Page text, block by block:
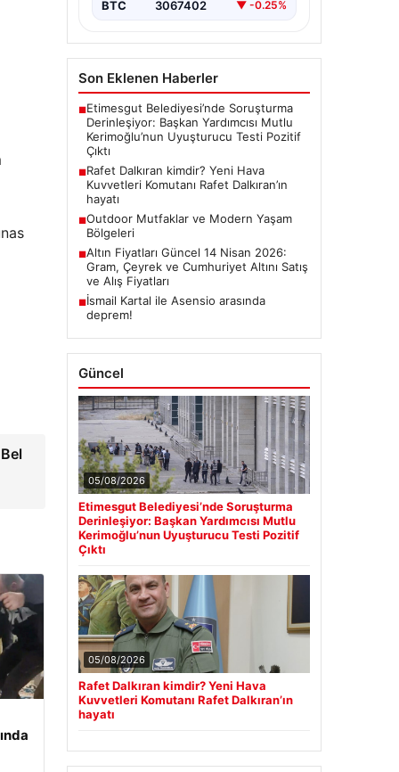
BTC 3067402 ▼ -0.25%
Son Eklenen Haberler
■Etimesgut Belediyesi’nde Soruşturma
Derinleşiyor: Başkan Yardımcısı Mutlu
Kerimoğlu’nun Uyuşturucu Testi Pozitif
Çıktı
■Rafet Dalkıran kimdir? Yeni Hava
Kuvvetleri Komutanı Rafet Dalkıran’ın
hayatı
■Outdoor Mutfaklar ve Modern Yaşam
Bölgeleri
■Altın Fiyatları Güncel 14 Nisan 2026:
Gram, Çeyrek ve Cumhuriyet Altını Satış
ve Alış Fiyatları
■İsmail Kartal ile Asensio arasında
deprem!
Güncel
05/08/2026
Etimesgut Belediyesi’nde Soruşturma
Derinleşiyor: Başkan Yardımcısı Mutlu
Kerimoğlu’nun Uyuşturucu Testi Pozitif
Çıktı
05/08/2026
Rafet Dalkıran kimdir? Yeni Hava
Kuvvetleri Komutanı Rafet Dalkıran’ın
hayatı